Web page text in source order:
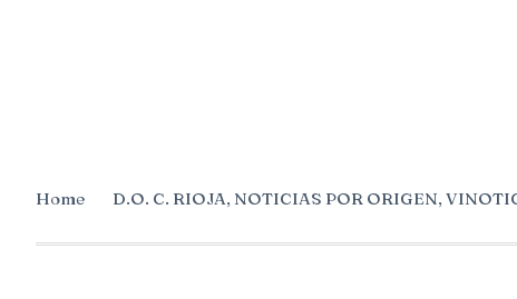
Home D.O. C. RIOJA, NOTICIAS POR ORIGEN,